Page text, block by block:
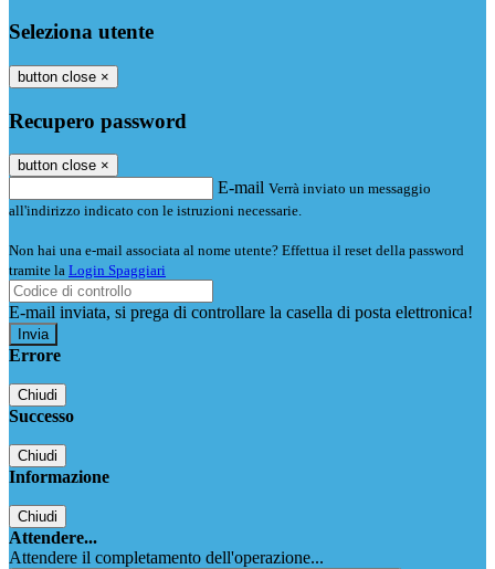
Seleziona utente
button close ×
Recupero password
button close ×
E-mail Verrà inviato un messaggio
all'indirizzo indicato con le istruzioni necessarie.
Non hai una e-mail associata al nome utente? Effettua il reset della password
tramite la Login Spaggiari
E-mail inviata, si prega di controllare la casella di posta elettronica!
Errore
Chiudi
Successo
Chiudi
Informazione
Chiudi
Attendere...
Attendere il completamento dell'operazione...